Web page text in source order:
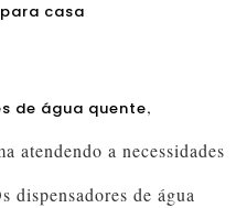
casa
de água quente,
atendendo a necessidades
dispensadores de água